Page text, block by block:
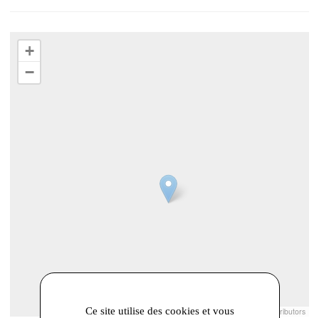
+
−
Leaflet |© Openstreetmap France | ©OpenStreetMap contributors
Ce site utilise des cookies et vous